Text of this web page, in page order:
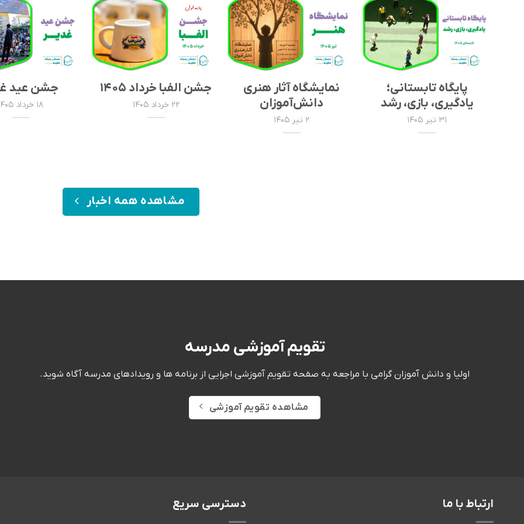
پایگاه تابستانی؛
یادگیری، بازی، رشد
۳۱ تیر ۱۴۰۵
نمایشگاه آثار هنری
دانش‌آموزان
۲ تیر ۱۴۰۵
جشن الفبا خرداد ۱۴۰۵
۲۲ خرداد ۱۴۰۵
جشن عید
۱۸ خرداد ۱۴۰۵
مشاهده همه اخبار
تقویم آموزشی مدرسه
اولیا و دانش آموزان گرامی با مراجعه به صفحه تقویم آموزشی اجراییاز برنامه ها و رویدادهای مدرسه آگاه شوید.
مشاهده تقویم آموزشی
ارتباط با ما دسترسی سریع